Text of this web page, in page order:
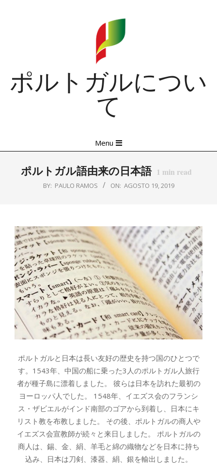
ポルトガルについ
て
Navigation
Menu
ポルトガル語由来の日本語 1 min read
BY: PAULO RAMOS ON: AGOSTO 19, 2019
ポルトガルと日本は長い友好の歴史を持つ国のひとつで
す。1543年、中国の船に乗った3人のポルトガル人旅行
者が種子島に漂着しました。 彼らは日本を訪れた最初の
ヨーロッパ人でした。 1548年、イエズス会のフランシ
ス・ザビエルがインド南部のゴアから到着し、日本にキ
リスト教を布教しました。 その後、ポルトガルの商人や
イエズス会宣教師が続々と来日しました。 ポルトガルの
商人は、錫、金、絹、羊毛と綿の織物などを日本に持ち
込み、日本は刀剣、漆器、絹、銀を輸出しました。